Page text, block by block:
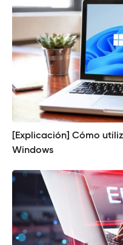
[Explicación] Cómo
Windows